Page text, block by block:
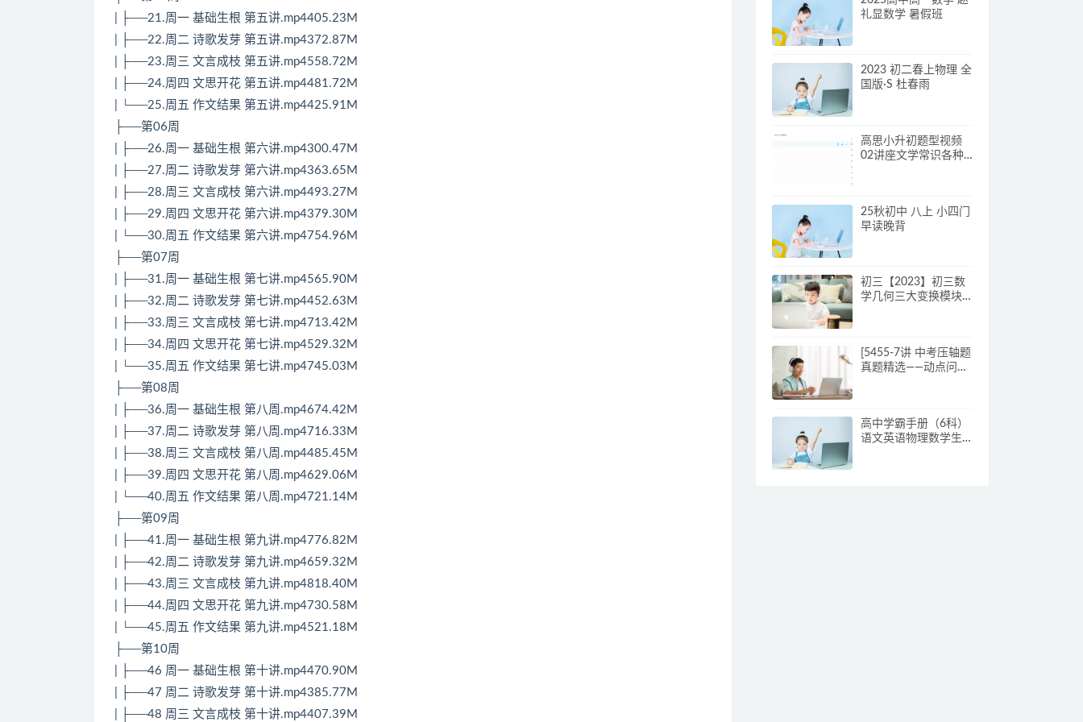
| ├──21.周一 基础生根 第五讲.mp4405.23M
| ├──22.周二 诗歌发芽 第五讲.mp4372.87M
| ├──23.周三 文言成枝 第五讲.mp4558.72M
| ├──24.周四 文思开花 第五讲.mp4481.72M
| └──25.周五 作文结果 第五讲.mp4425.91M
├──第06周
| ├──26.周一 基础生根 第六讲.mp4300.47M
| ├──27.周二 诗歌发芽 第六讲.mp4363.65M
| ├──28.周三 文言成枝 第六讲.mp4493.27M
| ├──29.周四 文思开花 第六讲.mp4379.30M
| └──30.周五 作文结果 第六讲.mp4754.96M
├──第07周
| ├──31.周一 基础生根 第七讲.mp4565.90M
| ├──32.周二 诗歌发芽 第七讲.mp4452.63M
| ├──33.周三 文言成枝 第七讲.mp4713.42M
| ├──34.周四 文思开花 第七讲.mp4529.32M
| └──35.周五 作文结果 第七讲.mp4745.03M
├──第08周
| ├──36.周一 基础生根 第八周.mp4674.42M
| ├──37.周二 诗歌发芽 第八周.mp4716.33M
| ├──38.周三 文言成枝 第八周.mp4485.45M
| ├──39.周四 文思开花 第八周.mp4629.06M
| └──40.周五 作文结果 第八周.mp4721.14M
├──第09周
| ├──41.周一 基础生根 第九讲.mp4776.82M
| ├──42.周二 诗歌发芽 第九讲.mp4659.32M
| ├──43.周三 文言成枝 第九讲.mp4818.40M
| ├──44.周四 文思开花 第九讲.mp4730.58M
| └──45.周五 作文结果 第九讲.mp4521.18M
├──第10周
| ├──46 周一 基础生根 第十讲.mp4470.90M
| ├──47 周二 诗歌发芽 第十讲.mp4385.77M
| ├──48 周三 文言成枝 第十讲.mp4407.39M
礼显数学 暑假班
2023 初二春上物理 全
国版·S 杜春雨
高思小升初题型视频
02讲座文学常识各种
25秋初中 八上 小四门
早读晚背
初三【2023】初三数
学几何三大变换模块
[5455-7讲 中考压轴题
真题精选——动点问题
高中学霸手册（6科）
语文英语物理数学生